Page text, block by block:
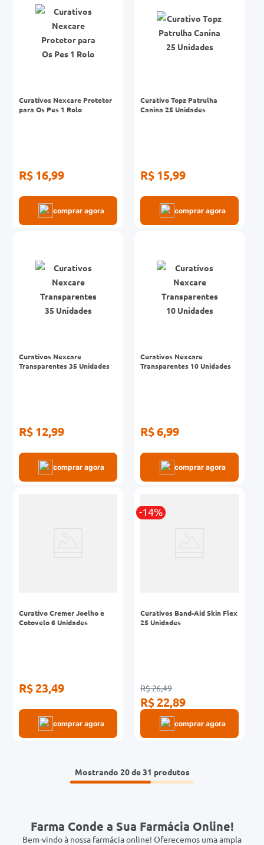
Curativos Nexcare Protetor
para Os Pes 1 Rolo
R$ 16,99
comprar agora
Curativo Topz Patrulha
Canina 25 Unidades
R$ 15,99
comprar agora
Curativos Nexcare
Transparentes 35 Unidades
R$ 12,99
comprar agora
Curativos Nexcare
Transparentes 10 Unidades
R$ 6,99
comprar agora
Curativo Cremer Joelho e
Cotovelo 6 Unidades
R$ 23,49
comprar agora
-14%
Curativos Band-Aid Skin Flex
25 Unidades
R$ 26,49
R$ 22,89
comprar agora
Mostrando 20 de 31
Farma Conde a Sua Farmácia Online!
Bem-vindo à nossa farmácia online! Oferecemos uma ampla